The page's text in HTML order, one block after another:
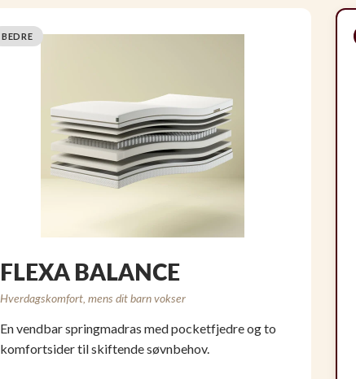
BEDRE
FLEXA BALANCE
Hverdagskomfort, mens dit barn vokser
En vendbar springmadras med pocketfjedre og to
komfortsider til skiftende søvnbehov.